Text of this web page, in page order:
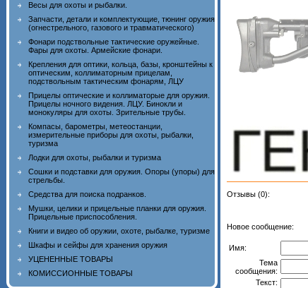
Весы для охоты и рыбалки.
Запчасти, детали и комплектующие, тюнинг оружия
(огнестрельного, газового и травматического)
Фонари подствольные тактические оружейные.
Фары для охоты. Армейские фонари.
Крепления для оптики, кольца, базы, кронштейны к
оптическим, коллиматорным прицелам,
подствольным тактическим фонарям, ЛЦУ
Прицелы оптические и коллиматорые для оружия.
Прицелы ночного видения. ЛЦУ. Бинокли и
монокуляры для охоты. Зрительные трубы.
Компасы, барометры, метеостанции,
измерительные приборы для охоты, рыбалки,
туризма
Лодки для охоты, рыбалки и туризма
Сошки и подставки для оружия. Опоры (упоры) для
стрельбы.
Средства для поиска подранков.
Мушки, целики и прицельные планки для оружия.
Прицельные приспособления.
Книги и видео об оружии, охоте, рыбалке, туризме
Шкафы и сейфы для хранения оружия
УЦЕНЕННЫЕ ТОВАРЫ
КОМИССИОННЫЕ ТОВАРЫ
Отзывы (0):
Новое сообщение:
Имя:
Тема
сообщения:
Текст: